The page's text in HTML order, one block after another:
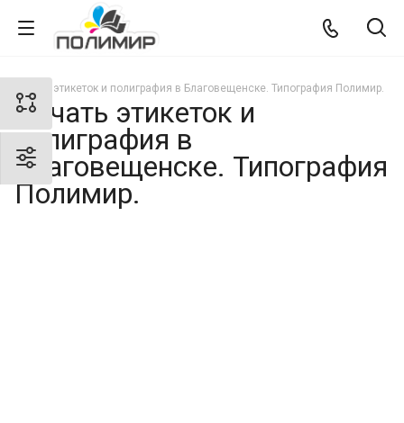
Печать этикеток и полиграфия в Благовещенске. Типография Полимир.
Печать этикеток и
полиграфия в
Благовещенске. Типография
Полимир.